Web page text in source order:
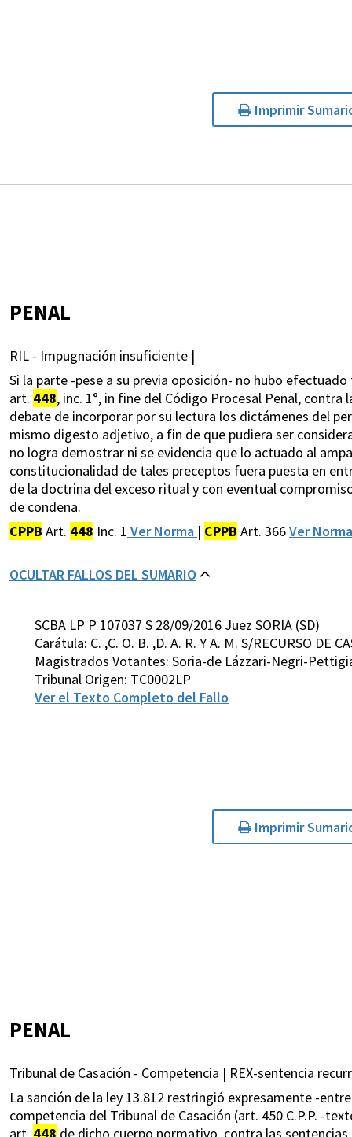
Imprimir
PENAL
RIL - Impugnación insuficiente |
Si la parte -pese a su previa oposición- no hubo
art. 448, inc. 1°, in fine del Código Procesal Penal,
debate de incorporar por su lectura los dictámenes del
mismo digesto adjetivo, a fin de que pudiera ser
no logra demostrar ni se evidencia que lo actuado al
constitucionalidad de tales preceptos fuera puesta en
de la doctrina del exceso ritual y con eventual
de condena.
CPPB Art. 448 Inc. 1 Ver Norma | CPPB Art. 366Ver
OCULTAR FALLOS DEL SUMARIO
SCBA LP P 107037 S 28/09/2016 Juez SORIA (SD)
Carátula: C. ,C. O. B. ,D. A. R. Y A. M. S/RECURSO DE
Magistrados Votantes: Soria-de Lázzari-Negri-
Tribunal Origen: TC0002LP
Ver el Texto Completo del Fallo
Imprimir
PENAL
Tribunal de Casación - Competencia | REX-sentencia
La sanción de la ley 13.812 restringió expresamente -
competencia del Tribunal de Casación (art. 450 C.P.P. -